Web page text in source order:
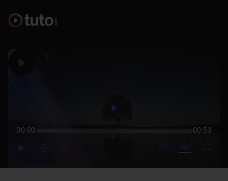
Play
00:00 00:53
PlayForwardForward mute video
Subtitles